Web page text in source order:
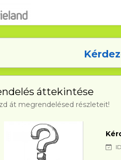
áttekintése
át megrendelésed részleteit!